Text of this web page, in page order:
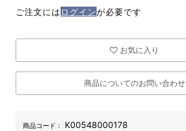
ご注文には ログインが必要です
お気に入り
商品についてのお問い合わせ
商品コード： K00548000178